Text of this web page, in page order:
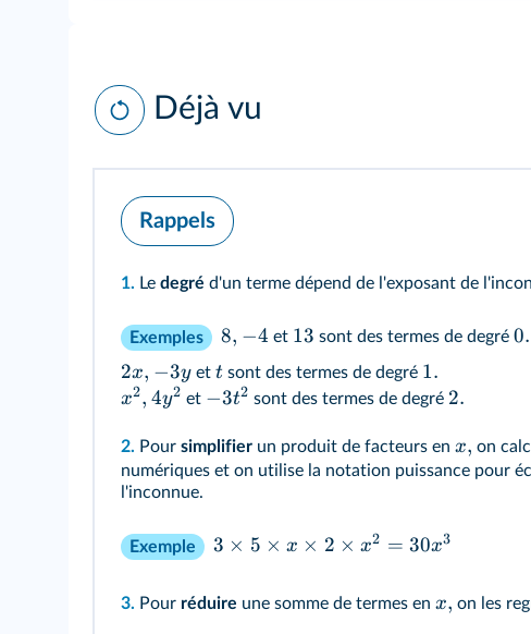
Déjà vu
Rappels
1. Le degré d'un terme dépend de l'exposant de
Exemples 8, −4 et 13 sont des termes de degré 0.
2x, −3yet tsont des termes de degré 1.
x2, 4y2 et −3t2 sont des termes de degré 2.
2. Pour simplifier un produit de facteurs en x, on
numériques et on utilise la notation puissance pour
l'inconnue.
Exemple 3 × 5 × x × 2 × x2 = 30x3
3. Pour réduire une somme de termes en x, on les